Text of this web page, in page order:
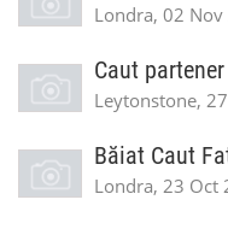
Londra, 02
Caut partener
Leytonstone,
Băiat Caut
Londra, 23 Oct